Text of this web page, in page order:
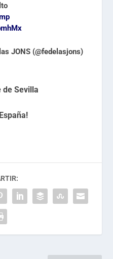
JONS (@fedelasjons)
de Sevilla